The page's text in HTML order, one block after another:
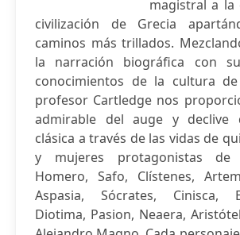
magistral a
civilización de Grecia
caminos más trillados.
la narración biográfica con
conocimientos de la cultura
profesor Cartledge nos
admirable del auge y declive
clásica a través de las vidas de
y mujeres protagonistas de
Homero, Safo, Clístenes,
Aspasia, Sócrates, Cinisca,
Diotima, Pasion, Neaera,